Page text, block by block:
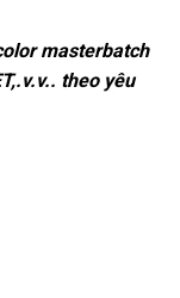
masterbatch
theo yêu